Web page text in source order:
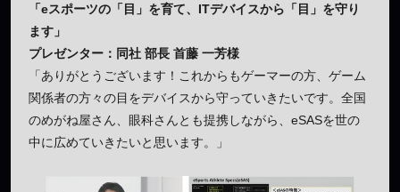
「eスポーツの「目」を育て、ITデバイスから「目」を守り
ます」
プレゼンター：同社 部長 首藤 一芳様
「ありがとうございます！これからもゲーマーの方、ゲーム
関係者の方々の目をデバイスから守っていきたいです。全国
のめがね屋さん、眼科さんとも提携しながら、eSASを世の
中に広めていきたいと思います。」